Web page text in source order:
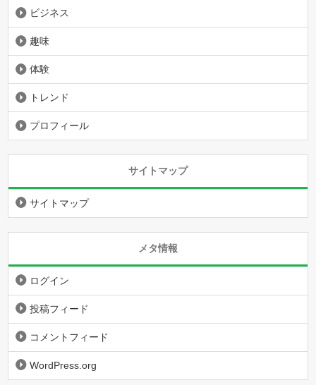
ビジネス
趣味
体験
トレンド
プロフィール
サイトマップ
サイトマップ
メタ情報
ログイン
投稿フィード
コメントフィード
WordPress.org